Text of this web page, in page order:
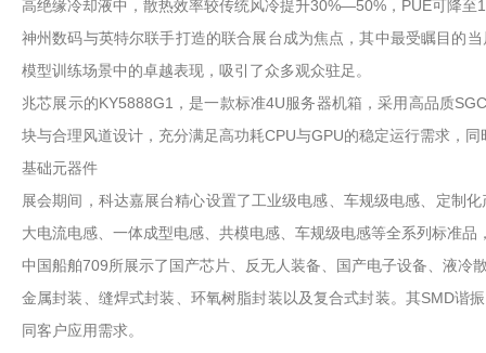
高绝缘冷却液中，散热效率较传统风冷提升30%—50%，PUE可降
神州数码与英特尔联手打造的联合展台成为焦点，其中最受瞩目的
模型训练场景中的卓越表现，吸引了众多观众驻足。
兆芯展示的KY5888G1，是一款标准4U服务器机箱，采用高品质
块与合理风道设计，充分满足高功耗CPU与GPU的稳定运行需求，
基础元器件
展会期间，科达嘉展台精心设置了工业级电感、车规级电感、定制
大电流电感、一体成型电感、共模电感、车规级电感等全系列标准品
中国船舶709所展示了国产芯片、反无人装备、国产电子设备、液
金属封装、缝焊式封装、环氧树脂封装以及复合式封装。其SMD谐
同客户应用需求。